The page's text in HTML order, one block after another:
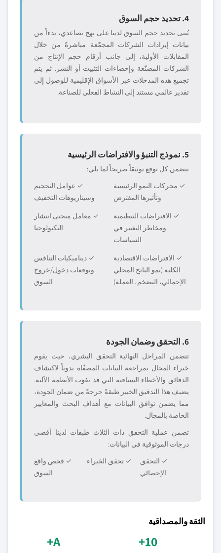
4. تحديد حجم السوق
يُبنى تحديد حجم السوق لدينا على نهج تصاعدي، بدءاً من
بيانات إيرادات الشركات المجمّعة مباشرةً من خلال
المقابلات الأولية، إلى جانب أرقام حجم الإنتاج من
الشركات المصنّعة وإحصاءات التثبيت أو النشر. ثم يتم
تجميع هذه المدخلات عبر الأسواق الإقليمية للوصول إلى
تقدير عالمي مستند إلى النشاط الفعلي للصناعة.
5. نموذج التنبؤ والافتراضات الرئيسية
يتضمن كل توقع توثيقاً صريحاً لما يلي:
✓ محركات النمو الرئيسية
وتأثيرها المفترض
✓ عوامل التحجيم
وسيناريوهات التخفيف
✓ الافتراضات التنظيمية
ومخاطر التغيير في
السياسات
✓ معامل منحنى انتشار
التكنولوجيا
✓ الافتراضات الاقتصادية
الكلية (نمو الناتج المحلي
الإجمالي، التضخم، العملة)
✓ ديناميكيات التنافس
وتوقعات دخول/خروج
السوق
6. التحقق وضمان الجودة
تتضمن المراحل النهائية التحقق البشري، حيث يقوم
خبراء المجال بمراجعة البيانات المصفّاة يدوياً لاكتشاف
الدقائق والأخطاء السياقية التي قد تفوت الأنظمة الآلية.
يضيف هذا التدقيق الخبير طبقةً حرجةً من ضمان الجودة،
مما يضمن توافق البيانات مع أهداف البحث والمعايير
الخاصة بالمجال.
تضمن عملية التحقق ذات الثلاث طبقات لدينا أقصى
درجات الموثوقية في البيانات:
✓ التحقق
الإحصائي
✓ تحقق الخبراء
✓ فحص واقع
السوق
الثقة والمصداقية
10+
A+